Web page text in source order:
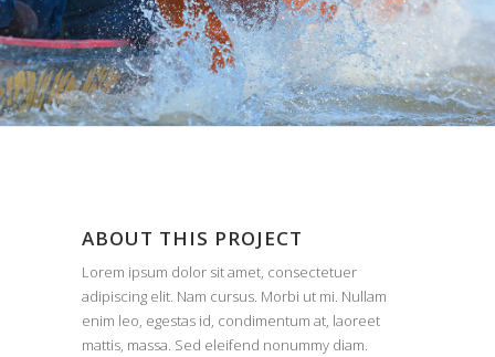
ABOUT THIS PROJECT
Lorem ipsum dolor sit amet, consectetuer
adipiscing elit. Nam cursus. Morbi ut mi. Nullam
enim leo, egestas id, condimentum at, laoreet
mattis, massa. Sed eleifend nonummy diam.